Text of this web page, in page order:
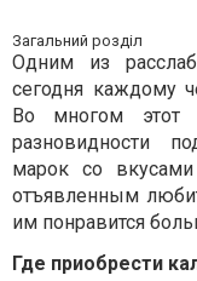
Загальний розділ
Одним из
сегодня каждому
Во многом этот
разновидности
марок со
отъявленным
им понравится
Где приобрести